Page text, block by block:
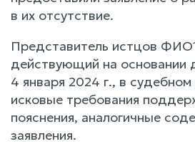
в их отсутствие.
Представитель истцов
действующий на основании
4 января 2024 г., в судебном
исковые требования
пояснения, аналогичные
заявления.